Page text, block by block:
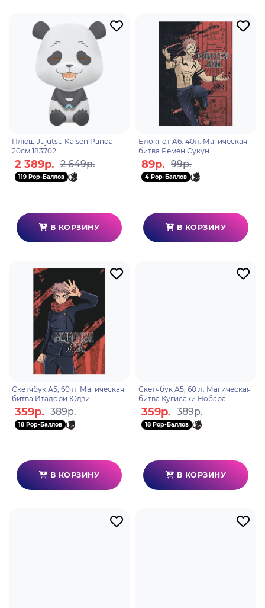
Плюш Jujutsu Kaisen Panda
20см 183702
2 389р. 2 649р.
119 Pop-Баллов
В КОРЗИНУ
Блокнот A6. 40л. Магическая
битва Ремен Сукун
89р. 99р.
4 Pop-Баллов
В КОРЗИНУ
Скетчбук А5, 60 л. Магическая
битва Итадори Юдзи
359р. 389р.
18 Pop-Баллов
В КОРЗИНУ
Скетчбук А5, 60 л. Магическая
битва Кугисаки Нобара
359р. 389р.
18 Pop-Баллов
В КОРЗИНУ